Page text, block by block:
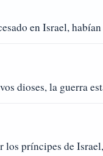
en Israel,
dioses, la guerra
los príncipes de